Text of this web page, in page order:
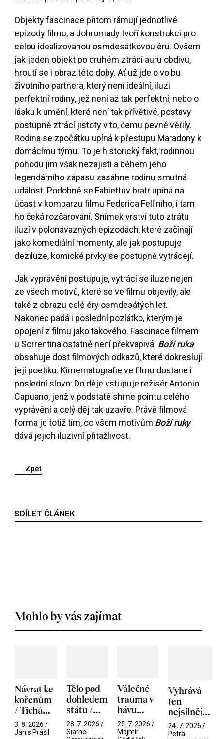
Objekty fascinace přitom rámují jednotlivé
epizody filmu, a dohromady tvoří konstrukci pro
celou idealizovanou osmdesátkovou éru. Ovšem
jak jeden objekt po druhém ztrácí auru obdivu,
hroutí se i obraz této doby. Ať už jde o volbu
životního partnera, který není ideální, iluzi
perfektní rodiny, jež není až tak perfektní, nebo o
lásku k umění, které není tak přívětivé, postavy
postupně ztrácí jistoty v to, čemu pevně věřily.
Rodina se zpočátku upíná k přestupu Maradony k
domácímu týmu. To je historický fakt, rodinnou
pohodu jim však nezajistí a během jeho
legendárního zápasu zasáhne rodinu smutná
událost. Podobně se Fabiettův bratr upíná na
účast v komparzu filmu Federica Felliniho, i tam
ho čeká rozčarování. Snímek vrství tuto ztrátu
iluzí v polonávazných epizodách, které začínají
jako komediální momenty, ale jak postupuje
deziluze, komické prvky se postupně vytrácejí.
Jak vyprávění postupuje, vytrácí se iluze nejen
ze všech motivů, které se ve filmu objevily, ale
také z obrazu celé éry osmdesátých let.
Nakonec padá i poslední pozlátko, kterým je
opojení z filmu jako takového. Fascinace filmem
u Sorrentina ostatně není překvapivá. Boží ruka
obsahuje dost filmových odkazů, které dokreslují
její poetiku. Kimematografie ve filmu dostane i
poslední slovo: Do děje vstupuje režisér Antonio
Capuano, jenž v podstatě shrne pointu celého
vyprávění a celý děj tak uzavře. Právě filmová
forma je totiž tím, co všem motivům Boží ruky
dává jejich iluzivní přitažlivost.
Zpět
SDÍLET ČLÁNEK
Mohlo by vás zajímat
Návrat ke
kořenům
/ Tichá
přítelkyně
3. 8. 2026 /
Janis Prášil
Tělo pod
dohledem
státu /
Pramen
28. 7. 2026 /
Siarhei
Válečné
trauma v
hávu
spektáklu
/ Odyssea
25. 7. 2026 /
Mojmír
Vyhrává
ten
nejsilnější
/ V nitru
manosféry
24. 7. 2026 /
Petra